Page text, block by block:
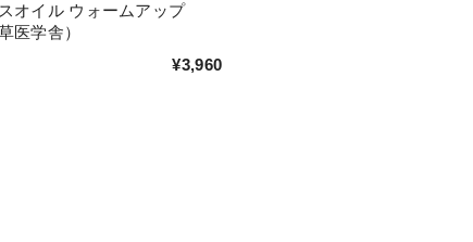
オイル ウォームアップ
医学舎）
¥3,960